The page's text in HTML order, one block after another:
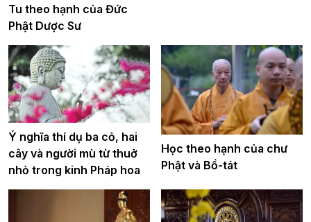
Tu theo hạnh của Đức
Phật Dược Sư
Ý nghĩa thí dụ ba cỏ, hai
cây và người mù từ thuở
nhỏ trong kinh Pháp hoa
Học theo hạnh của chư
Phật và Bồ-tát